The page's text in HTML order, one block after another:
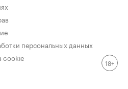
персональных данных
cookie
18+